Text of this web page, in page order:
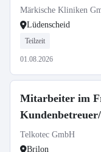
Märkische Kliniken
Lüdenscheid
Teilzeit
01.08.2026
Mitarbeiter im
Telkotec GmbH
Brilon